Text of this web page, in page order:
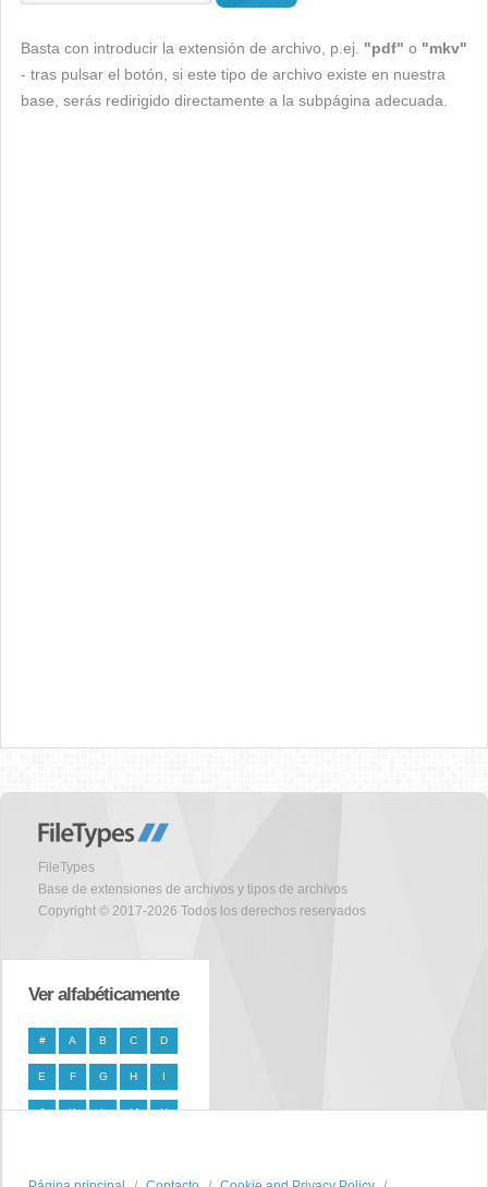
Basta con introducir la extensión de archivo, p.ej. "pdf" o "mkv"
- tras pulsar el botón, si este tipo de archivo existe en nuestra
base, serás redirigido directamente a la subpágina adecuada.
FileTypes
Base de extensiones de archivos y tipos de archivos
Copyright © 2017-2026 Todos los derechos reservados
Ver alfabéticamente
# A B C D
E F G H I
J K L M N
T U V W X